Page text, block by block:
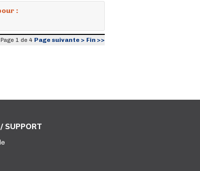
:
Page 1 de 4 Page suivante > Fin >>
SUPPORT